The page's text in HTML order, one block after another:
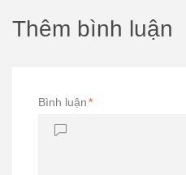
Thêm bình luận
Bình luận*